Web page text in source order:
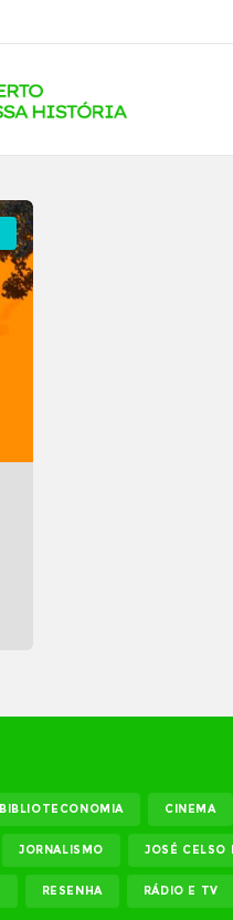
BIBLIOTECONOMIA CINEMA
JORNALISMO JOSÉ CELSO
RESENHA RÁDIO E TV